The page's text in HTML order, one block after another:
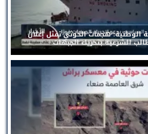
الوطنية: هجمات الحوثي تمثل إعلان
الشرعية بتحريك الجبهات